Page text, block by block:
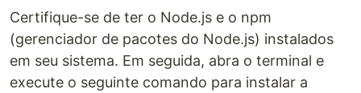
Certifique-se de ter o Node.js e o npm
(gerenciador de pacotes do Node.js) instalados
em seu sistema. Em seguida, abra o terminal e
execute o seguinte comando para instalar a